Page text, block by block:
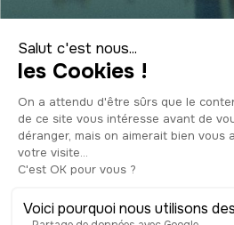
L'entreprise
Contactez-nous
Politique de confidentialité
Suivez-nous
CGVU•Mentions légales
2026© Ryo